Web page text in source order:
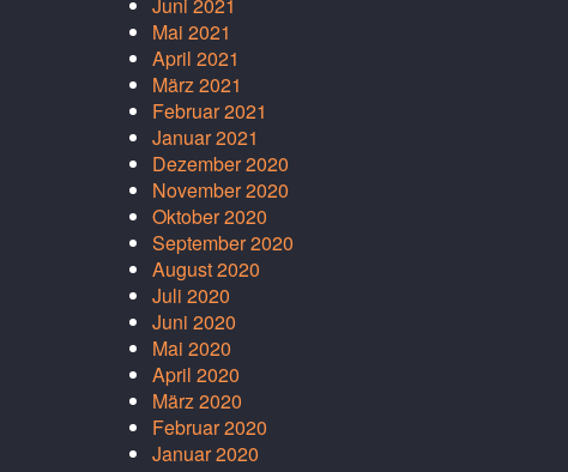
Mai 2021
April 2021
März 2021
Februar 2021
Januar 2021
Dezember 2020
November 2020
Oktober 2020
September 2020
August 2020
Juli 2020
Juni 2020
Mai 2020
April 2020
März 2020
Februar 2020
Januar 2020